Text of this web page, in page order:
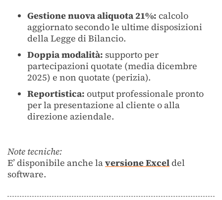
Gestione nuova aliquota 21%: calcolo
aggiornato secondo le ultime disposizioni
della Legge di Bilancio.
Doppia modalità: supporto per
partecipazioni quotate (media dicembre
2025) e non quotate (perizia).
Reportistica: output professionale pronto
per la presentazione al cliente o alla
direzione aziendale.
Note tecniche:
E’ disponibile anche laversione Exceldel
software.